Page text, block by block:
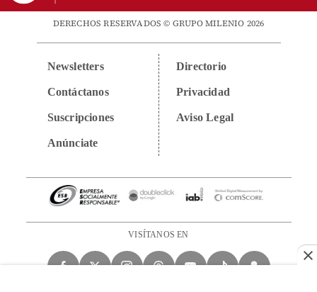
DERECHOS RESERVADOS © GRUPO MILENIO 2026
Newsletters
Contáctanos
Suscripciones
Anúnciate
Directorio
Privacidad
Aviso Legal
VISÍTANOS EN